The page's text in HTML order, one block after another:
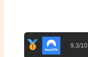
9,3/10